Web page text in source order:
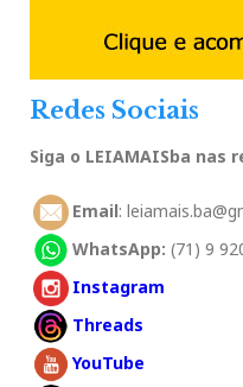
Redes Sociais
Siga o LEIAMAISba nas
Email:
WhatsApp: (71) 9
Instagram
Threads
YouTube